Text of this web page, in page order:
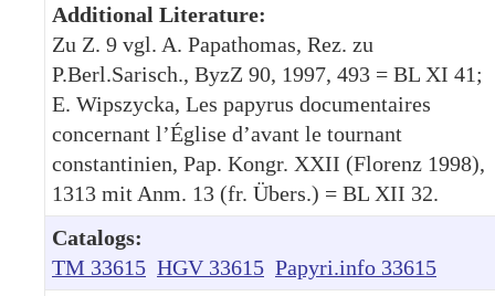
Additional Literature:
Zu Z. 9 vgl. A. Papathomas, Rez. zu
P.Berl.Sarisch., ByzZ 90, 1997, 493 = BL XI 41;
E. Wipszycka, Les papyrus documentaires
concernant l’Église d’avant le tournant
constantinien, Pap. Kongr. XXII (Florenz 1998),
1313 mit Anm. 13 (fr. Übers.) = BL XII 32.
Catalogs:
TM 33615 HGV 33615 Papyri.info 33615